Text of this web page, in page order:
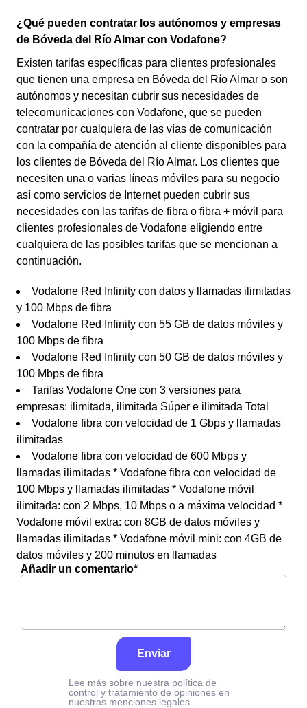
¿Qué pueden contratar los autónomos y empresas
de Bóveda del Río Almar con Vodafone?
Existen tarifas específicas para clientes profesionales
que tienen una empresa en Bóveda del Río Almar o son
autónomos y necesitan cubrir sus necesidades de
telecomunicaciones con Vodafone, que se pueden
contratar por cualquiera de las vías de comunicación
con la compañía de atención al cliente disponibles para
los clientes de Bóveda del Río Almar. Los clientes que
necesiten una o varias líneas móviles para su negocio
así como servicios de Internet pueden cubrir sus
necesidades con las tarifas de fibra o fibra + móvil para
clientes profesionales de Vodafone eligiendo entre
cualquiera de las posibles tarifas que se mencionan a
continuación.
Vodafone Red Infinity con datos y llamadas ilimitadas
y 100 Mbps de fibra
Vodafone Red Infinity con 55 GB de datos móviles y
100 Mbps de fibra
Vodafone Red Infinity con 50 GB de datos móviles y
100 Mbps de fibra
Tarifas Vodafone One con 3 versiones para
empresas: ilimitada, ilimitada Súper e ilimitada Total
Vodafone fibra con velocidad de 1 Gbps y llamadas
ilimitadas
Vodafone fibra con velocidad de 600 Mbps y
llamadas ilimitadas * Vodafone fibra con velocidad de
100 Mbps y llamadas ilimitadas * Vodafone móvil
ilimitada: con 2 Mbps, 10 Mbps o a máxima velocidad *
Vodafone móvil extra: con 8GB de datos móviles y
llamadas ilimitadas * Vodafone móvil mini: con 4GB de
datos móviles y 200 minutos en llamadas
Añadir un comentario*
Enviar
Lee más sobre nuestra política de
control y tratamiento de opiniones en
nuestras menciones legales